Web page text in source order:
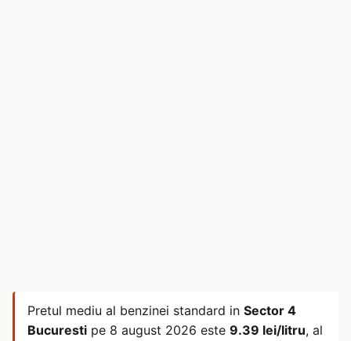
Pretul mediu al benzinei standard in Sector 4
Bucuresti pe 8 august 2026 este 9.39 lei/litru, al